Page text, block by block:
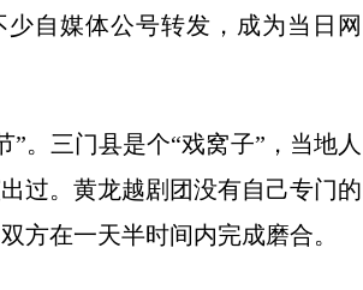
自媒体公号转发，成为当日网
三门县是个“戏窝子”，当地人
过。黄龙越剧团没有自己专门的
方在一天半时间内完成磨合。